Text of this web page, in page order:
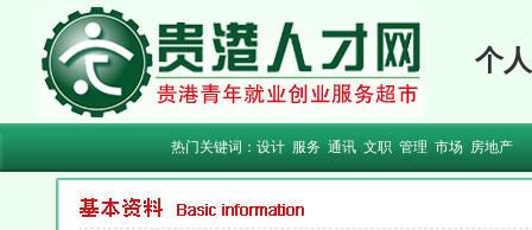
个
热门关键词： 设计 服务 通讯 文职 管理 市场 房地产